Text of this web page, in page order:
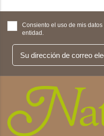
Consiento el uso de mis
entidad.